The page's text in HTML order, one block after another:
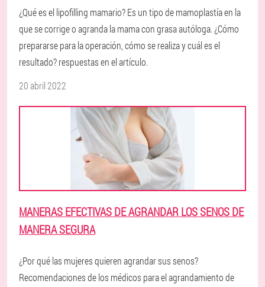
¿Qué es el lipofilling mamario? Es un tipo de mamoplastía en la
que se corrige o agranda la mama con grasa autóloga. ¿Cómo
prepararse para la operación, cómo se realiza y cuál es el
resultado? respuestas en el artículo.
20 abril 2022
MANERAS EFECTIVAS DE AGRANDAR LOS SENOS DE
MANERA SEGURA
¿Por qué las mujeres quieren agrandar sus senos?
Recomendaciones de los médicos para el agrandamiento de